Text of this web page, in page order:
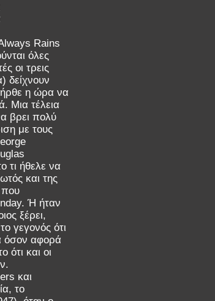
Rains
όλες
οι τρεις
δείχνουν
ήρθε η ώρα να
Μια τέλεια
βρει πολύ
με τους
τι ήθελε να
και της
που
Ή ήταν
ξέρει,
γεγονός ότι
όσον αφορά
ότι και οι
και
το